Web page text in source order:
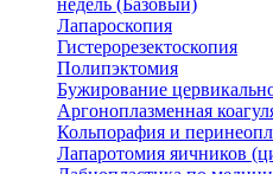
недель (Базовый)
Лапароскопия
Гистерорезектоскопия
Полипэктомия
Бужирование
Аргоноплазменная
Кольпорафия и
Лапаротомия яичников